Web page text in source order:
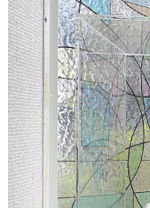
【ドレスリメイ
【ドレスリメイ
【ドレスリメイ
くるみ
【ドレスリメイ
【ドレスリメイ